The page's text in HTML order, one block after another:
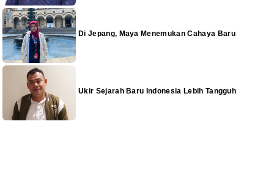
Di Jepang, Maya Menemukan Cahaya Baru
Ukir Sejarah Baru Indonesia Lebih Tangguh